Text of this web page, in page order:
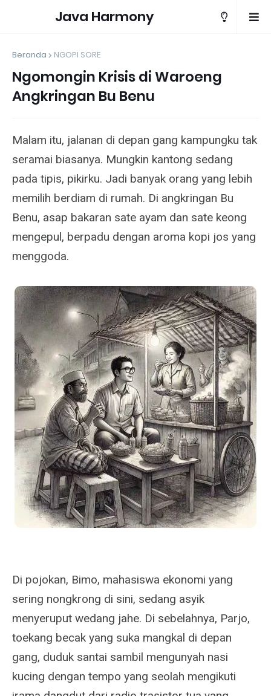
Java Harmony
Beranda NGOPI SORE
Ngomongin Krisis di Waroeng
Angkringan Bu Benu
Malam itu, jalanan di depan gang kampungku tak
seramai biasanya. Mungkin kantong sedang
pada tipis, pikirku. Jadi banyak orang yang lebih
memilih berdiam di rumah. Di angkringan Bu
Benu, asap bakaran sate ayam dan sate keong
mengepul, berpadu dengan aroma kopi jos yang
menggoda.
Di pojokan, Bimo, mahasiswa ekonomi yang
sering nongkrong di sini, sedang asyik
menyeruput wedang jahe. Di sebelahnya, Parjo,
toekang becak yang suka mangkal di depan
gang, duduk santai sambil mengunyah nasi
kucing dengan tempo yang seolah mengikuti